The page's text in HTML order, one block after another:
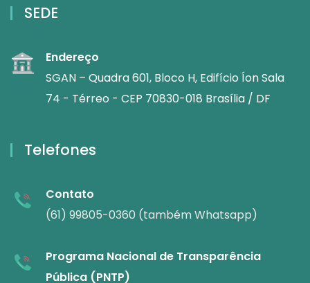
SEDE
Endereço
SGAN – Quadra 601, Bloco H, Edifício Íon Sala
74 - Térreo - CEP 70830-018 Brasília / DF
Telefones
Contato
(61) 99805-0360 (também Whatsapp)
Programa Nacional de Transparência
Pública (PNTP)